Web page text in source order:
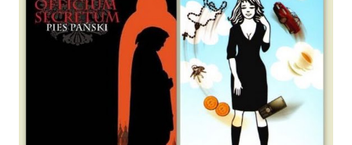
ludźmi i kotami, pojawił się pomysł na wspólny jesienny
wyjazd w Beskid Niski. Zanim to jednak się stało psica miała
atak padaczki, co spowodowało, że wyjazd odwołaliśmy,
wdrożyliśmy leczenie i od nowa zaczęliśmy oswajać z nami i
wspólnym życiem zdezorientowanego chorobą psa. Udało
się ustabilizować zawirowania zdrowotne i wówczas